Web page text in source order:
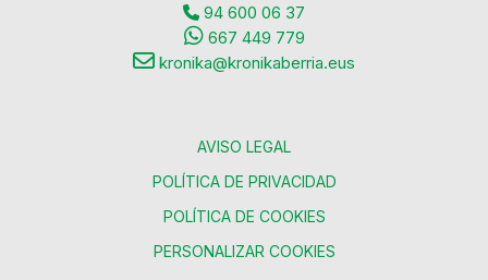
94 600 06 37
667 449 779
kronika@kronikaberria.eus
AVISO LEGAL
POLÍTICA DE PRIVACIDAD
POLÍTICA DE COOKIES
PERSONALIZAR COOKIES